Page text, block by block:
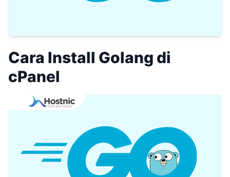
Cara Install Golang di
cPanel